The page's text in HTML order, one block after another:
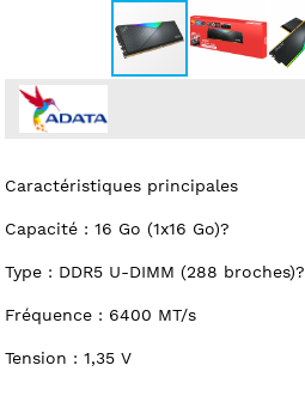
Caractéristiques principales
Capacité : 16 Go (1x16 Go)?
Type : DDR5 U-DIMM (288 broches)?
Fréquence : 6400 MT/s
Tension : 1,35 V